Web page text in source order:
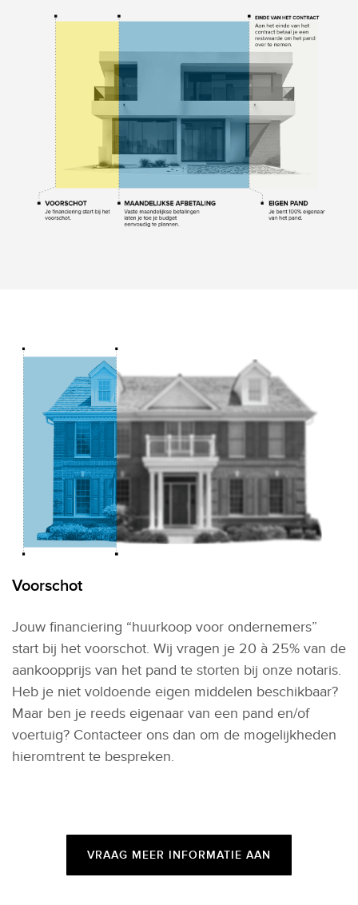
Voorschot
Jouw financiering “huurkoop voor ondernemers”
start bij het voorschot. Wij vragen je 20 à 25% van de
aankoopprijs van het pand te storten bij onze notaris.
Heb je niet voldoende eigen middelen beschikbaar?
Maar ben je reeds eigenaar van een pand en/of
voertuig? Contacteer ons dan om de mogelijkheden
hieromtrent te bespreken.
VRAAG MEER INFORMATIE AAN